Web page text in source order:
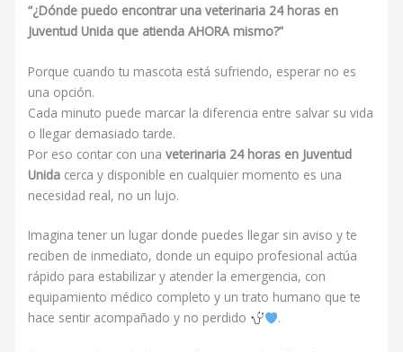
“¿Dónde puedo encontrar una veterinaria 24 horas en
Juventud Unida que atienda AHORA mismo?”
Porque cuando tu mascota está sufriendo, esperar no es
una opción.
Cada minuto puede marcar la diferencia entre salvar su vida
o llegar demasiado tarde.
Por eso contar con unaveterinaria 24 horas en Juventud
Unida cerca y disponible en cualquier momento es una
necesidad real, no un lujo.
Imagina tener un lugar donde puedes llegar sin aviso y te
reciben de inmediato, donde un equipo profesional actúa
rápido para estabilizar y atender la emergencia, con
equipamiento médico completo y un trato humano que te
hace sentir acompañado y no perdido
.